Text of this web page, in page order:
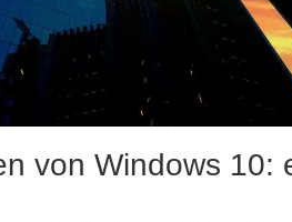
von Windows 10: